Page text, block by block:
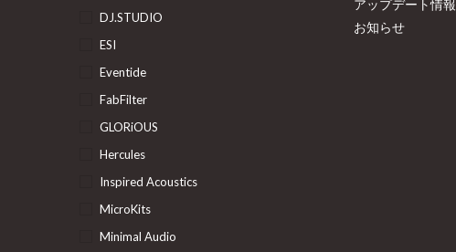
DJ.STUDIO
ESI
Eventide
FabFilter
GLORiOUS
Hercules
Inspired Acoustics
MicroKits
Minimal Audio
アップデート情報
お知らせ